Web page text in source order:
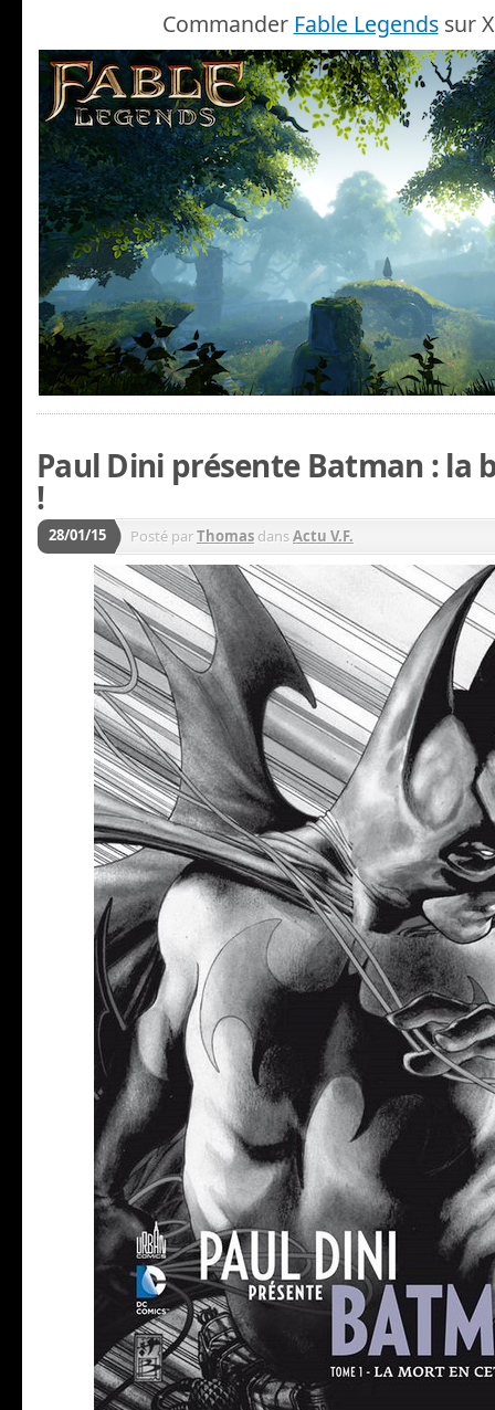
Commander Fable Legendssur
Paul Dini présente Batman : la
!
28/01/15 Posté parThomas dansActu V.F.